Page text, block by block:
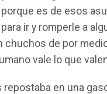
es de esos
ir y romperle a
chuchos de por
vale lo que
en una